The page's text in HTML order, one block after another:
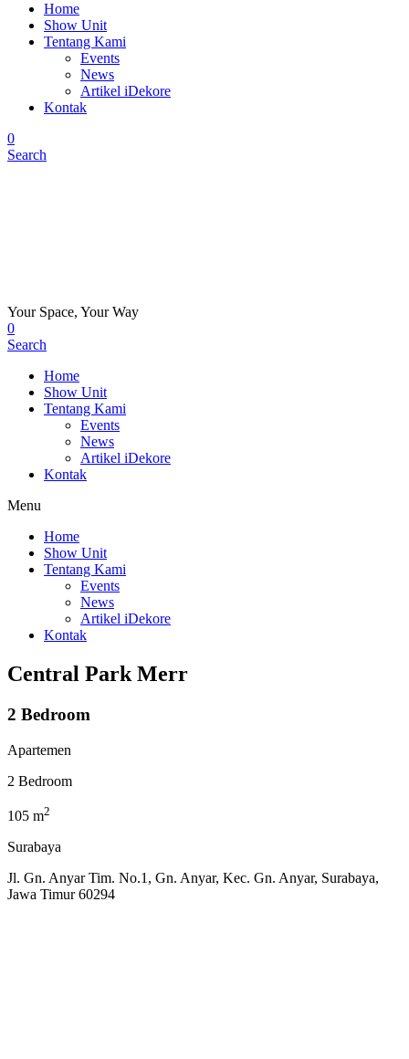
Home
Show Unit
Tentang Kami
Events
News
Artikel iDekore
Kontak
0
Search
Your Space, Your Way
0
Search
Home
Show Unit
Tentang Kami
Events
News
Artikel iDekore
Kontak
Menu
Home
Show Unit
Tentang Kami
Events
News
Artikel iDekore
Kontak
Central Park Merr
2 Bedroom
Apartemen
2 Bedroom
105 m2
Surabaya
Jl. Gn. Anyar Tim. No.1, Gn. Anyar, Kec. Gn. Anyar, Surabaya,
Jawa Timur 60294